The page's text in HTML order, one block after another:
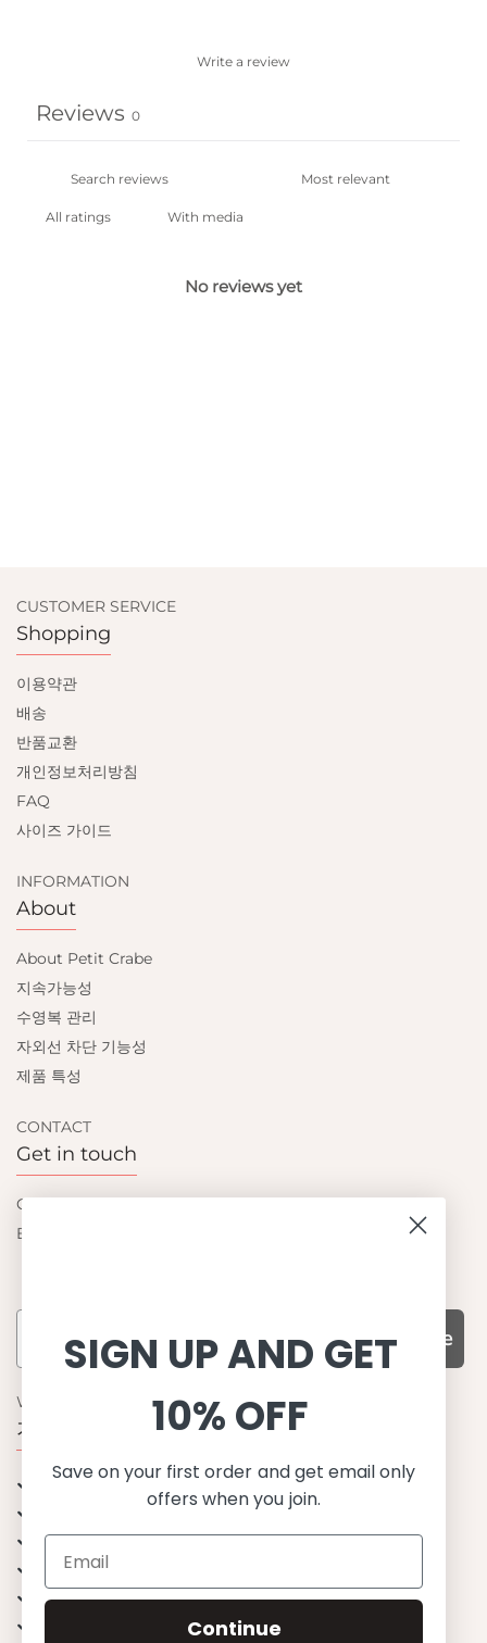
Write a review
Reviews 0
With media
No reviews yet
CUSTOMER SERVICE
Shopping
이용약관
배송
반품교환
개인정보처리방침
FAQ
사이즈 가이드
INFORMATION
About
About Petit Crabe
지속가능성
수영복 관리
자외선 차단 기능성
제품 특성
CONTACT
Get in touch
Contact us
Become a retailer
Subscribe
WHY CHOOSE US?
기능성과 품질, 그리고 디자인
UPF 50+ 최고 수준 UV 차단 성능
이탈리아산 최고급 원단과 소재 사용
환경을 생각하는 지속가능한 제품
유럽에서 생산된, 스칸디나비안 디자인
스타일리시함과 정교함
SIGN UP AND GET
10% OFF
Save on your first order and get email only
offers when you join.
Continue